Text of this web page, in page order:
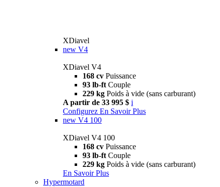
XDiavel
new V4
XDiavel V4
168 cv Puissance
93 lb-ft Couple
229 kg Poids à vide (sans carburant)
A partir de 33 995 $ i
Configurez En Savoir Plus
new V4 100
XDiavel V4 100
168 cv Puissance
93 lb-ft Couple
229 kg Poids à vide (sans carburant)
En Savoir Plus
Hypermotard